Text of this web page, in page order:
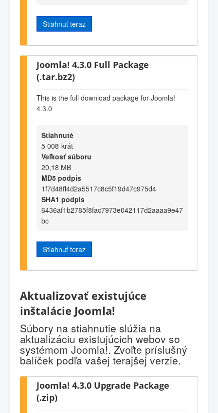
Stiahnuť teraz
Joomla! 4.3.0 Full Package
(.tar.bz2)
This is the full download package for Joomla!
4.3.0
Stiahnuté
5 008-krát
Veľkosť súboru
20,18 MB
MD5 podpis
1f7d48ff4d2a5517c8c5f19d47c975d4
SHA1 podpis
6436af1b2785f8fac7973e042117d2aaaa9e47
bc
Stiahnuť teraz
Aktualizovať existujúce
inštalácie Joomla!
Súbory na stiahnutie slúžia na
aktualizáciu existujúcich webov so
systémom Joomla!. Zvoľte príslušný
balíček podľa vašej terajšej verzie.
Joomla! 4.3.0 Upgrade Package
(.zip)